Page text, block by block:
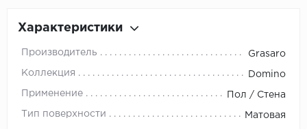
Характеристики
Производитель Grasaro
Коллекция Domino
Применение Пол / Стена
Тип поверхности Матовая